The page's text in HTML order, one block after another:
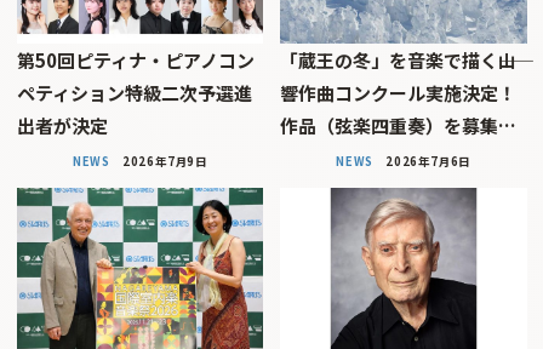
第50回ピティナ・ピアノコン
ペティション特級二次予選進
出者が決定
NEWS 2026年7月9日
「蔵王の冬」を音楽で描く――山
響作曲コンクール実施決定！
作品（弦楽四重奏）を募集…
NEWS 2026年7月6日